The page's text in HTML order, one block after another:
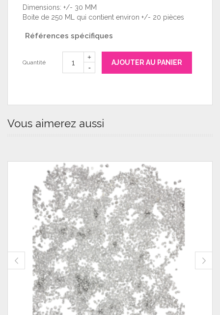
Dimensions: +/- 30 MM
Boite de 250 ML qui contient environ +/- 20 pièces
Références spécifiques
Quantité AJOUTER AU PANIER
Vous aimerez aussi